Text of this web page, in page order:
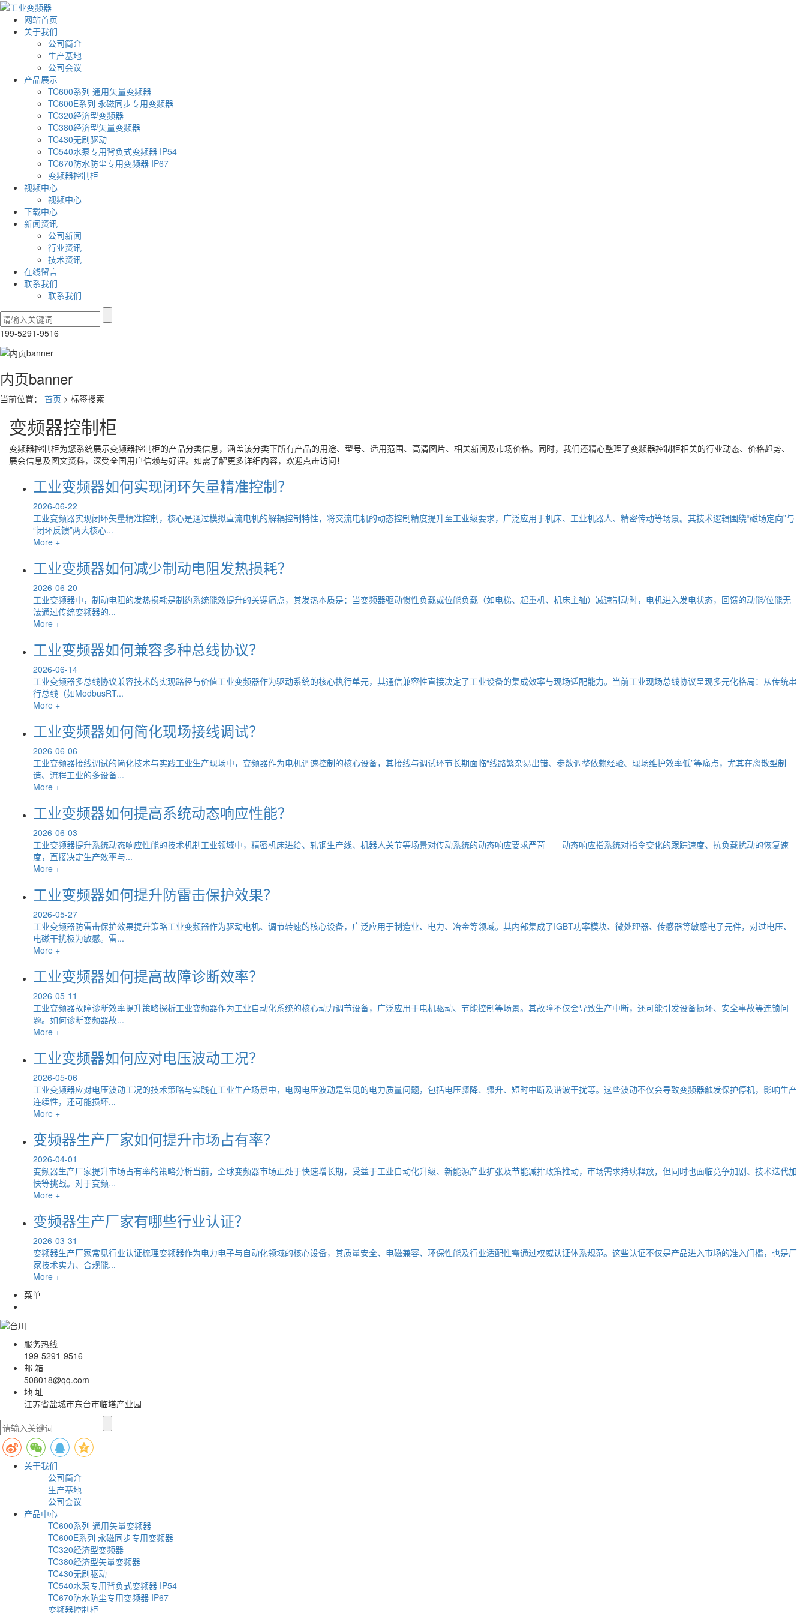
网站首页
关于我们
公司简介
生产基地
公司会议
产品展示
TC600系列 通用矢量变频器
TC600E系列 永磁同步专用变频器
TC320经济型变频器
TC380经济型矢量变频器
TC430无刷驱动
TC540水泵专用背负式变频器 IP54
TC670防水防尘专用变频器 IP67
变频器控制柜
视频中心
视频中心
下载中心
新闻资讯
公司新闻
行业资讯
技术资讯
在线留言
联系我们
联系我们
199-5291-9516
内页banner
当前位置： 首页 > 标签搜索
变频器控制柜
变频器控制柜为您系统展示变频器控制柜的产品分类信息，涵盖该分类下所有产品的用途、型号、适用范围、高清图片、相关新闻及市场价格。同时，我们还精心整理了变频器控制柜相关的行业动态、价格趋势、
展会信息及图文资料，深受全国用户信赖与好评。如需了解更多详细内容，欢迎点击访问！
工业变频器如何实现闭环矢量精准控制？
2026-06-22
工业变频器实现闭环矢量精准控制，核心是通过模拟直流电机的解耦控制特性，将交流电机的动态控制精度提升至工业级要求，广泛应用于机床、工业机器人、精密传动等场景。其技术逻辑围绕“磁场定向”与
“闭环反馈”两大核心...
More +
工业变频器如何减少制动电阻发热损耗？
2026-06-20
工业变频器中，制动电阻的发热损耗是制约系统能效提升的关键痛点，其发热本质是：当变频器驱动惯性负载或位能负载（如电梯、起重机、机床主轴）减速制动时，电机进入发电状态，回馈的动能/位能无
法通过传统变频器的...
More +
工业变频器如何兼容多种总线协议？
2026-06-14
工业变频器多总线协议兼容技术的实现路径与价值工业变频器作为驱动系统的核心执行单元，其通信兼容性直接决定了工业设备的集成效率与现场适配能力。当前工业现场总线协议呈现多元化格局：从传统串
行总线（如ModbusRT...
More +
工业变频器如何简化现场接线调试？
2026-06-06
工业变频器接线调试的简化技术与实践工业生产现场中，变频器作为电机调速控制的核心设备，其接线与调试环节长期面临“线路繁杂易出错、参数调整依赖经验、现场维护效率低”等痛点，尤其在离散型制
造、流程工业的多设备...
More +
工业变频器如何提高系统动态响应性能？
2026-06-03
工业变频器提升系统动态响应性能的技术机制工业领域中，精密机床进给、轧钢生产线、机器人关节等场景对传动系统的动态响应要求严苛——动态响应指系统对指令变化的跟踪速度、抗负载扰动的恢复速
度，直接决定生产效率与...
More +
工业变频器如何提升防雷击保护效果？
2026-05-27
工业变频器防雷击保护效果提升策略工业变频器作为驱动电机、调节转速的核心设备，广泛应用于制造业、电力、冶金等领域。其内部集成了IGBT功率模块、微处理器、传感器等敏感电子元件，对过电压、
电磁干扰极为敏感。雷...
More +
工业变频器如何提高故障诊断效率？
2026-05-11
工业变频器故障诊断效率提升策略探析工业变频器作为工业自动化系统的核心动力调节设备，广泛应用于电机驱动、节能控制等场景。其故障不仅会导致生产中断，还可能引发设备损坏、安全事故等连锁问
题。如何诊断变频器故...
More +
工业变频器如何应对电压波动工况？
2026-05-06
工业变频器应对电压波动工况的技术策略与实践在工业生产场景中，电网电压波动是常见的电力质量问题，包括电压骤降、骤升、短时中断及谐波干扰等。这些波动不仅会导致变频器触发保护停机，影响生产
连续性，还可能损坏...
More +
变频器生产厂家如何提升市场占有率？
2026-04-01
变频器生产厂家提升市场占有率的策略分析当前，全球变频器市场正处于快速增长期，受益于工业自动化升级、新能源产业扩张及节能减排政策推动，市场需求持续释放，但同时也面临竞争加剧、技术迭代加
快等挑战。对于变频...
More +
变频器生产厂家有哪些行业认证？
2026-03-31
变频器生产厂家常见行业认证梳理变频器作为电力电子与自动化领域的核心设备，其质量安全、电磁兼容、环保性能及行业适配性需通过权威认证体系规范。这些认证不仅是产品进入市场的准入门槛，也是厂
家技术实力、合规能...
More +
菜单
服务热线
199-5291-9516
邮 箱
508018@qq.com
地 址
江苏省盐城市东台市临塔产业园
关于我们
公司简介
生产基地
公司会议
产品中心
TC600系列 通用矢量变频器
TC600E系列 永磁同步专用变频器
TC320经济型变频器
TC380经济型矢量变频器
TC430无刷驱动
TC540水泵专用背负式变频器 IP54
TC670防水防尘专用变频器 IP67
变频器控制柜